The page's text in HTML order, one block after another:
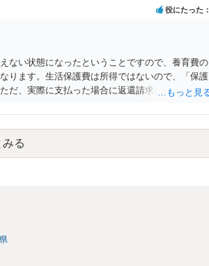
役にたった
ない状態になったということですので、養育費の
ります。生活保護費は所得ではないので、「保護
だ、実際に支払った場合に返還請求権が認められ
た時はすみやかに合意のための話し合いあるいは
みる